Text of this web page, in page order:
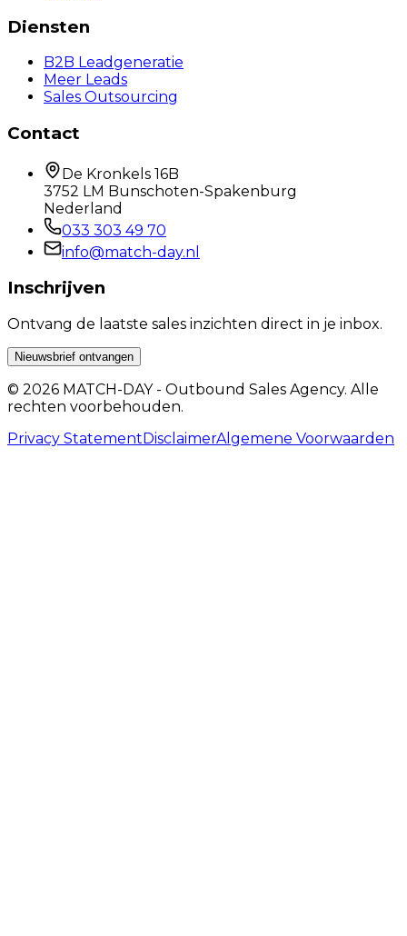
Diensten
B2B Leadgeneratie
Meer Leads
Sales Outsourcing
Contact
De Kronkels 16B
3752 LM Bunschoten-Spakenburg
Nederland
033 303 49 70
info@match-day.nl
Inschrijven
Ontvang de laatste sales inzichten direct in je inbox.
Nieuwsbrief ontvangen
© 2026 MATCH-DAY - Outbound Sales Agency. Alle
rechten voorbehouden.
Privacy Statement DisclaimerAlgemene Voorwaarden